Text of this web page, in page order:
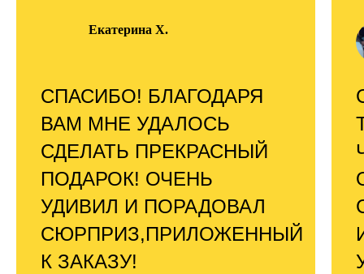
Екатерина Х.
СПАСИБО! БЛАГОДАРЯ
ВАМ МНЕ УДАЛОСЬ
СДЕЛАТЬ ПРЕКРАСНЫЙ
ПОДАРОК! ОЧЕНЬ
УДИВИЛ И ПОРАДОВАЛ
СЮРПРИЗ,ПРИЛОЖЕННЫЙ
К ЗАКАЗУ!